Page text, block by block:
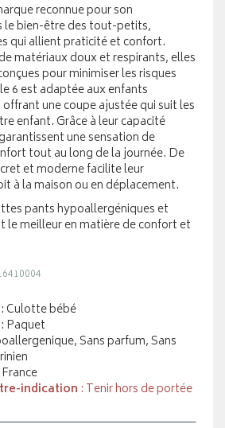
reconnue pour son
le bien-être des tout-petits,
qui allient praticité et confort.
matériaux doux et respirants, elles
pour minimiser les risques
6 est adaptée aux enfants
une coupe ajustée qui suit les
enfant. Grâce à leur capacité
une sensation de
tout au long de la journée. De
et moderne facilite leur
à la maison ou en déplacement.
pants hypoallergéniques et
le meilleur en matière de confort et
: Culotte bébé
: Paquet
Sans parfum, Sans
indication : Tenir hors de portée